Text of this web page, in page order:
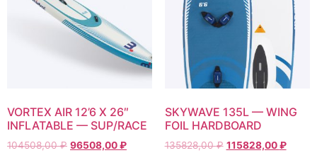
VORTEX AIR 12’6 X 26″
INFLATABLE — SUP/RACE
104508,00₽ 96508,00₽
SKYWAVE 135L — WING
FOIL HARDBOARD
135828,00₽ 115828,00₽